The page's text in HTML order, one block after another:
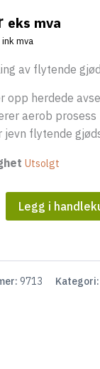
eks mva
ink mva
av flytende
opp herdede
aerob prosess
jevn flytende
Utsolgt
Legg i
9713 Kategori: